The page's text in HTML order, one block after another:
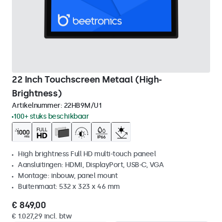
22 Inch Touchscreen Metaal (High-
Brightness)
Artikelnummer: 22HB9M/U1
100+ stuks beschikbaar
High brightness Full HD multi-touch paneel
Aansluitingen: HDMI, DisplayPort, USB-C, VGA
Montage: inbouw, panel mount
Buitenmaat: 532 x 323 x 46 mm
€ 849,00
€ 1.027,29 incl. btw